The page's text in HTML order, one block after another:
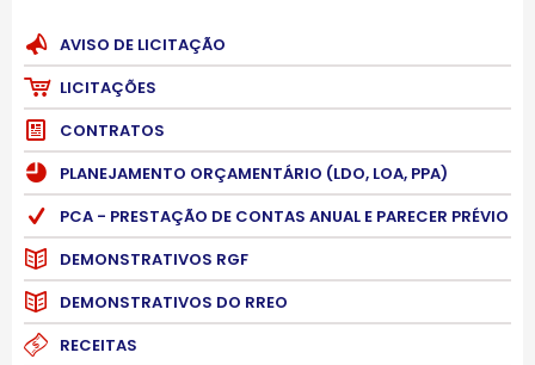
AVISO DE LICITAÇÃO
LICITAÇÕES
CONTRATOS
PLANEJAMENTO ORÇAMENTÁRIO (LDO, LOA, PPA)
PCA - PRESTAÇÃO DE CONTAS ANUAL E PARECER PRÉVIO
DEMONSTRATIVOS RGF
DEMONSTRATIVOS DO RREO
RECEITAS